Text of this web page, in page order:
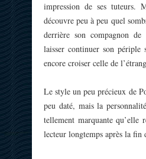
impression de ses tuteurs.
découvre peu à peu quel
derrière son compagnon
laisser continuer son périple
encore croiser celle de
Le style un peu précieux de
peu daté, mais la
tellement marquante qu’elle
lecteur longtemps après la fin